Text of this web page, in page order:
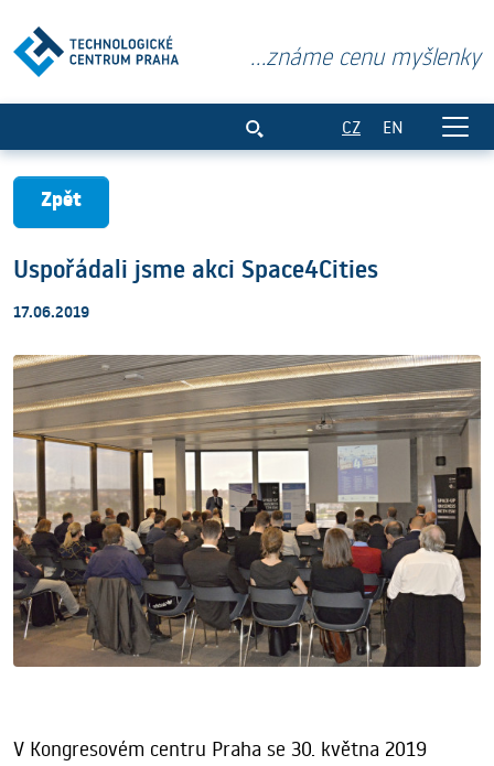
...známe cenu myšlenky
CZ EN
Zpět
Uspořádali jsme akci Space4Cities
17.06.2019
V Kongresovém centru Praha se 30. května 2019